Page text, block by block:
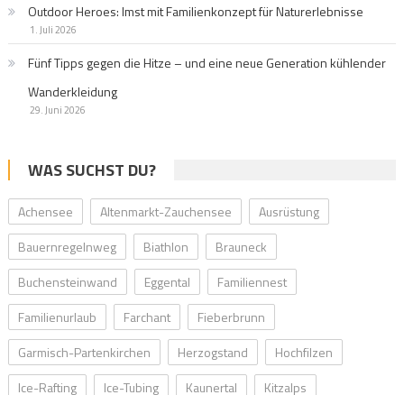
Outdoor Heroes: Imst mit Familienkonzept für Naturerlebnisse
1. Juli 2026
Fünf Tipps gegen die Hitze – und eine neue Generation kühlender
Wanderkleidung
29. Juni 2026
WAS SUCHST DU?
Achensee Altenmarkt-Zauchensee
Ausrüstung
Bauernregelnweg
Biathlon
Brauneck
Buchensteinwand
Eggental
Familiennest
Familienurlaub
Farchant
Fieberbrunn
Garmisch-Partenkirchen
Herzogstand
Hochfilzen
Ice-Rafting
Ice-Tubing Kaunertal
Kitzalps